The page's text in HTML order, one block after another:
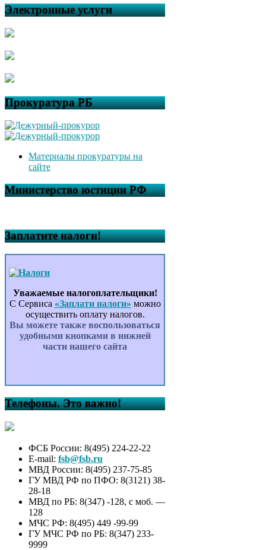
Электронные услуги
Прокуратура РБ
Материалы прокуратуры на
сайте
Министерство юстиции РФ
Заплатите налоги!
Уважаемые налогоплательщики!
С Сервиса «Заплати налоги» можно
осуществить оплату налогов.
Вы можете также воспользоваться
удобными кнопками в нижней
части нашего сайта
Телефоны. Это важно!
ФСБ России: 8(495) 224-22-22
E-mail: fsb@fsb.ru
МВД России: 8(495) 237-75-85
ГУ МВД РФ по ПФО: 8(3121) 38-
28-18
МВД по РБ: 8(347) -128, с моб. —
128
МЧС РФ: 8(495) 449 -99-99
ГУ МЧС РФ по РБ: 8(347) 233-
9999